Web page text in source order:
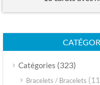
Catégories (323)
Bracelets / Bracelets